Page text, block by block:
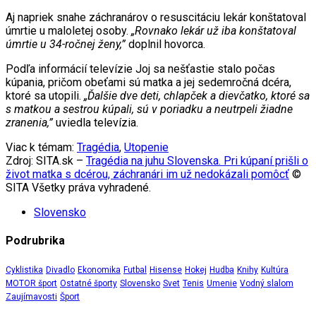
Aj napriek snahe záchranárov o resuscitáciu lekár konštatoval
úmrtie u maloletej osoby. „Rovnako lekár už iba konštatoval
úmrtie u 34-ročnej ženy,”doplnil hovorca.
Podľa informácií televízie Joj sa nešťastie stalo počas
kúpania, pričom obeťami sú matka a jej sedemročná dcéra,
ktoré sa utopili. „Ďalšie dve deti, chlapček a dievčatko, ktoré sa
s matkou a sestrou kúpali, sú v poriadku a neutrpeli žiadne
zranenia,”uviedla televízia.
Viac k témam: Tragédia, Utopenie
Zdroj: SITA.sk – Tragédia na juhu Slovenska. Pri kúpaní prišli o
život matka s dcérou, záchranári im už nedokázali pomôcť ©
SITA Všetky práva vyhradené.
Slovensko
Podrubrika
Cyklistika Divadlo Ekonomika Futbal Hisense Hokej Hudba Knihy Kultúra
MOTOR šport Ostatné športy Slovensko Svet Tenis Umenie Vodný slalom
Zaujímavosti Šport